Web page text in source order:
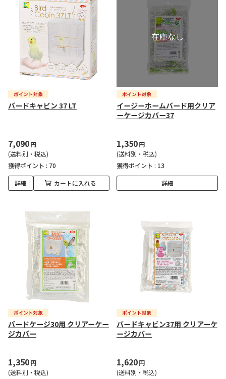
バードキャビン 37 LT
7,090円
(送料別・税込)
獲得ポイント : 70
詳細 カートに入れる
イージーホームバード用クリア
ーケージカバー37
1,350円
(送料別・税込)
獲得ポイント : 13
詳細
バードケージ30用 クリアーケー
ジカバー
1,350円
(送料別・税込)
バードキャビン37用 クリアーケ
ージカバー
1,620円
(送料別・税込)